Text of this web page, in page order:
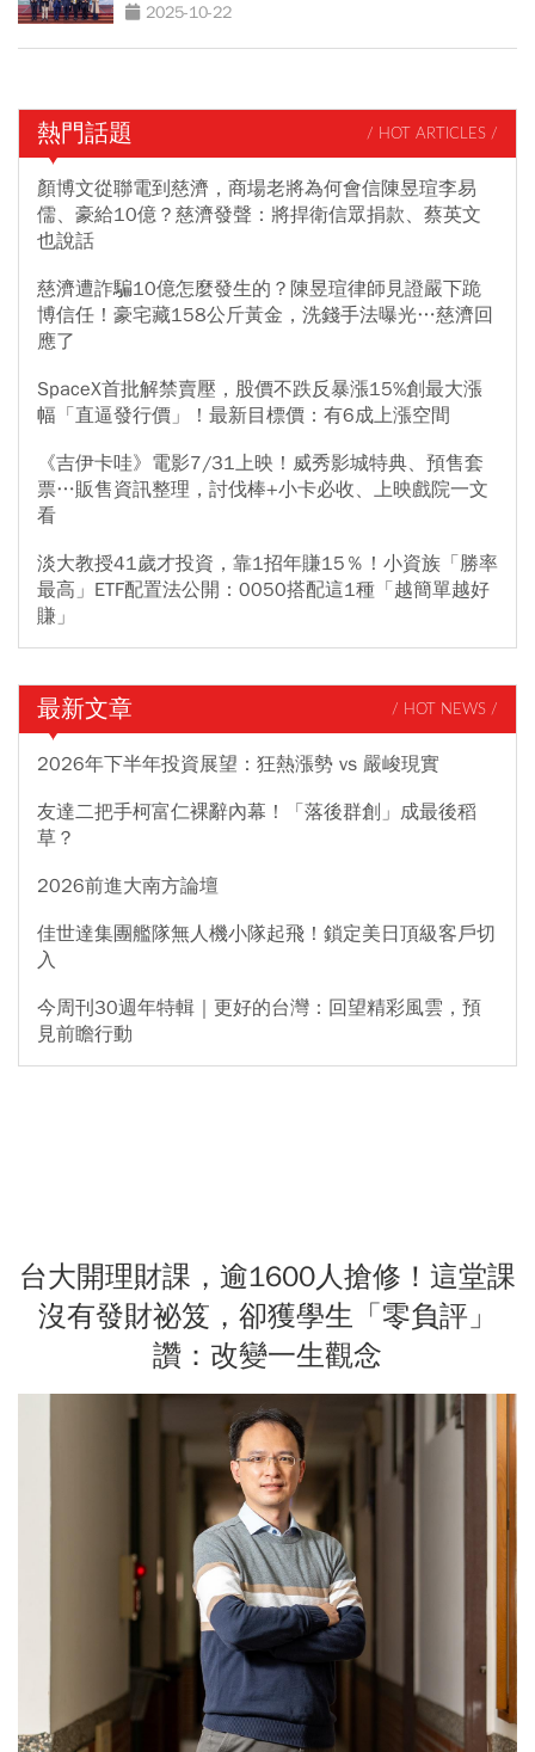
進榜2025-10-22
熱門話題 / HOT ARTICLES /
顏博文從聯電到慈濟，商場老將為何會信陳昱瑄李易
儒、豪給10億？慈濟發聲：將捍衛信眾捐款、蔡英文
也說話
慈濟遭詐騙10億怎麼發生的？陳昱瑄律師見證嚴下跪
博信任！豪宅藏158公斤黃金，洗錢手法曝光…慈濟回
應了
SpaceX首批解禁賣壓，股價不跌反暴漲15%創最大漲
幅「直逼發行價」！最新目標價：有6成上漲空間
《吉伊卡哇》電影7/31上映！威秀影城特典、預售套
票…販售資訊整理，討伐棒+小卡必收、上映戲院一文
看
淡大教授41歲才投資，靠1招年賺15％！小資族「勝率
最高」ETF配置法公開：0050搭配這1種「越簡單越好
賺」
最新文章 / HOT NEWS /
2026年下半年投資展望：狂熱漲勢 vs 嚴峻現實
友達二把手柯富仁裸辭內幕！「落後群創」成最後稻
草？
2026前進大南方論壇
佳世達集團艦隊無人機小隊起飛！鎖定美日頂級客戶切
入
今周刊30週年特輯｜更好的台灣：回望精彩風雲，預
見前瞻行動
台大開理財課，逾1600人搶修！這堂課
沒有發財祕笈，卻獲學生「零負評」
讚：改變一生觀念